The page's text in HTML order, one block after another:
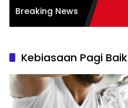
Breaking News
Transformasi
Kebiasaan Pagi Baik